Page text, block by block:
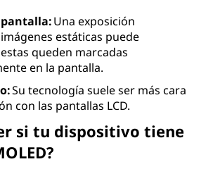
Una exposición
estáticas puede
queden marcadas
en la pantalla.
Su tecnología suele ser más cara
con las pantallas LCD.
si tu dispositivo tiene